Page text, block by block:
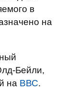
в
на
Бейли,
на ВВС.